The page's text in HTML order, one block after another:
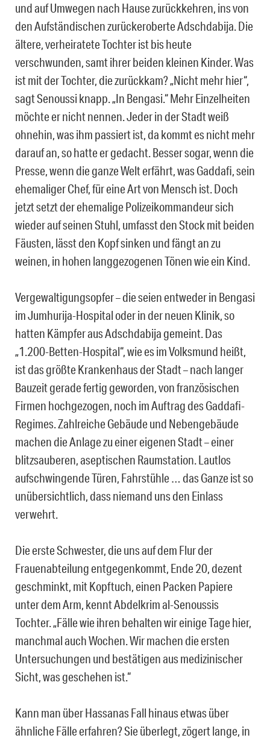
und auf Umwegen nach Hause zurückkehren, ins von
den Aufständischen zurückeroberte Adschdabija. Die
ältere, verheiratete Tochter ist bis heute
verschwunden, samt ihrer beiden kleinen Kinder. Was
ist mit der Tochter, die zurückkam? „Nicht mehr hier“,
sagt Senoussi knapp. „In Bengasi.“ Mehr Einzelheiten
möchte er nicht nennen. Jeder in der Stadt weiß
ohnehin, was ihm passiert ist, da kommt es nicht mehr
darauf an, so hatte er gedacht. Besser sogar, wenn die
Presse, wenn die ganze Welt erfährt, was Gaddafi, sein
ehemaliger Chef, für eine Art von Mensch ist. Doch
jetzt setzt der ehemalige Polizeikommandeur sich
wieder auf seinen Stuhl, umfasst den Stock mit beiden
Fäusten, lässt den Kopf sinken und fängt an zu
weinen, in hohen langgezogenen Tönen wie ein Kind.
Vergewaltigungsopfer – die seien entweder in Bengasi
im Jumhurija-Hospital oder in der neuen Klinik, so
hatten Kämpfer aus Adschdabija gemeint. Das
„1.200-Betten-Hospital“, wie es im Volksmund heißt,
ist das größte Krankenhaus der Stadt – nach langer
Bauzeit gerade fertig geworden, von französischen
Firmen hochgezogen, noch im Auftrag des Gaddafi-
Regimes. Zahlreiche Gebäude und Nebengebäude
machen die Anlage zu einer eigenen Stadt – einer
blitzsauberen, aseptischen Raumstation. Lautlos
aufschwingende Türen, Fahrstühle … das Ganze ist so
unübersichtlich, dass niemand uns den Einlass
verwehrt.
Die erste Schwester, die uns auf dem Flur der
Frauenabteilung entgegenkommt, Ende 20, dezent
geschminkt, mit Kopftuch, einen Packen Papiere
unter dem Arm, kennt Abdelkrim al-Senoussis
Tochter. „Fälle wie ihren behalten wir einige Tage hier,
manchmal auch Wochen. Wir machen die ersten
Untersuchungen und bestätigen aus medizinischer
Sicht, was geschehen ist.“
Kann man über Hassanas Fall hinaus etwas über
ähnliche Fälle erfahren? Sie überlegt, zögert lange, in